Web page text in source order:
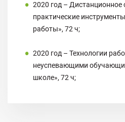
2020 год – Дистанционное
практические
работы», 72 ч;
2020 год – Технологии
неуспевающими
школе», 72 ч;